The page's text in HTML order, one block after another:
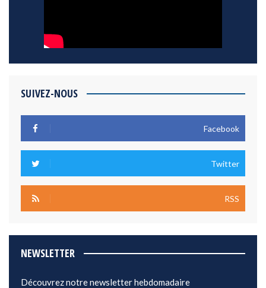
SUIVEZ-NOUS
Facebook
Twitter
RSS
NEWSLETTER
Découvrez notre newsletter hebdomadaire